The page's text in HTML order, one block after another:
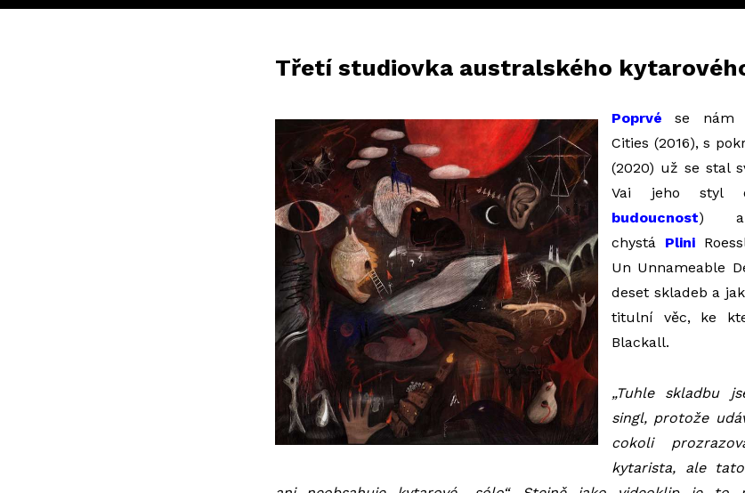
Třetí studiovka australského
Poprvé se nám
Cities (2016), s
(2020) už se stal
Vai jeho styl
budoucnost) a
chystá Plini
Un Unnameable
deset skladeb a
titulní věc, ke
Blackall.
„Tuhle skladbu
singl, protože
cokoli
kytarista, ale